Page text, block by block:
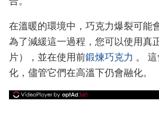
在溫暖的環境中，巧克力爆裂可能
為了減緩這一過程，您可以使用真
片），並在使用前鍛煉巧克力 。
化，儘管它們在高溫下仍會融化。